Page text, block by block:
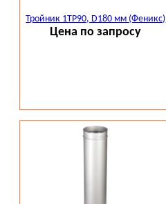
Тройник 1ТР90, D180 мм (Феникс)
Цена по запросу